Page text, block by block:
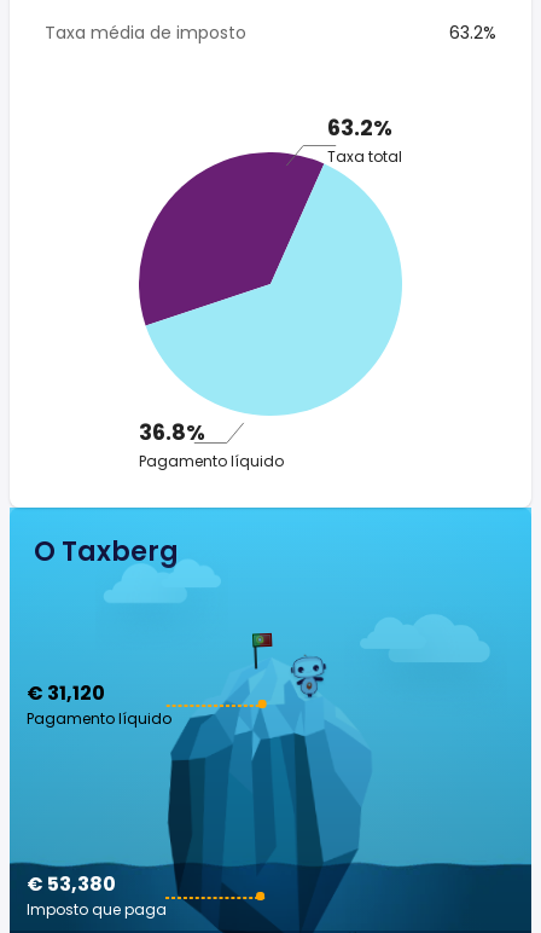
Taxa média de imposto
63.2%
63.2%
Taxa total
36.8%
Pagamento líquido
O Taxberg
€ 31,120
Pagamento líquido
€ 53,380
Imposto que paga